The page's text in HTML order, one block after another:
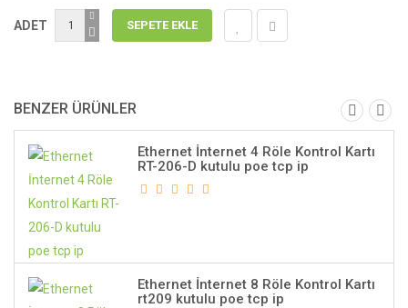
ADET
BENZER ÜRÜNLER
Ethernet İnternet 4 Röle Kontrol Kartı
RT-206-D kutulu poe tcp ip
Ethernet İnternet 8 Röle Kontrol Kartı
rt209 kutulu poe tcp ip